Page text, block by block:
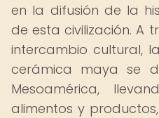
en la difusión de la
de esta civilización. A
intercambio cultural,
cerámica maya se
Mesoamérica,
alimentos y